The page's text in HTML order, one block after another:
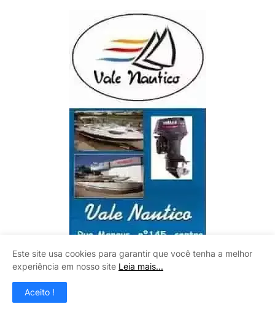
Este site usa cookies para garantir que você tenha a melhor
experiência em nosso site Leia mais...
Aceito !